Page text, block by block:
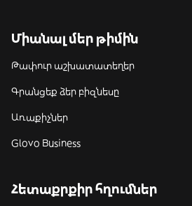
Միանալ մեր թիմին
Թափուր աշխատատեղեր
Գրանցեք ձեր բիզնեսը
Առաքիչներ
Glovo Business
Հետաքրքիր հղումներ